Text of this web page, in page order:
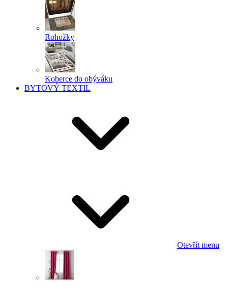
Rohožky
Koberce do obýváku
BYTOVÝ TEXTIL
Otevřít menu